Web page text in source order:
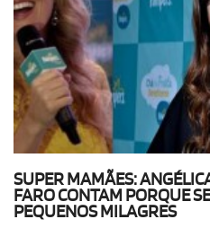
SUPER MAMÃES:
FARO CONTAM PORQUE
PEQUENOS MILAGRES